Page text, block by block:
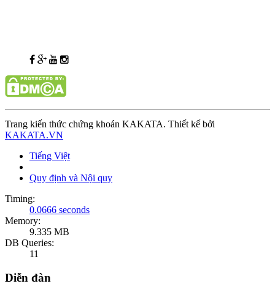
Trang kiến thức chứng khoán KAKATA. Thiết kế bởi
KAKATA.VN
Tiếng Việt
Quy định và Nội quy
Timing:
0.0666 seconds
Memory:
9.335 MB
DB Queries:
11
Diễn đàn